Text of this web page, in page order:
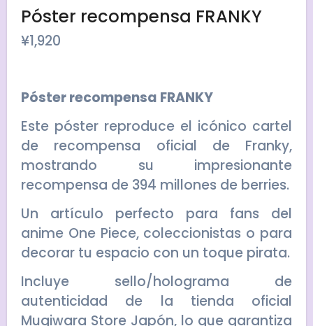
Póster recompensa FRANKY
¥1,920
Póster recompensa FRANKY
Este póster reproduce el icónico cartel
de recompensa oficial de Franky,
mostrando su impresionante
recompensa de 394 millones de berries.
Un artículo perfecto para fans del
anime One Piece, coleccionistas o para
decorar tu espacio con un toque pirata.
Incluye sello/holograma de
autenticidad de la tienda oficial
Mugiwara Store Japón, lo que garantiza